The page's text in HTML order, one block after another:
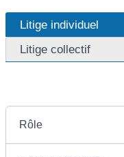
Litige individuel
Litige collectif
Rôle